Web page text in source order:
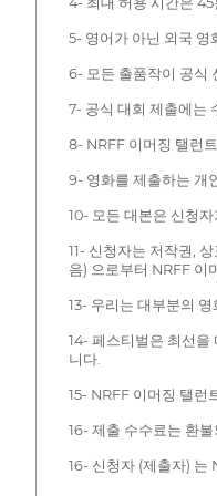
5- 영어가 아닌 외국 영
6- 모든 출품작이 공식
7- 공식 대회 제출에는
8- NRFF 이머징 탤런
9- 영화를 제출하는 개
10- 모든 대본은 신청
11- 신청자는 저작권,
음) 으로부터 NRFF 이
13- 우리는 대부분의
14- 페스티벌은 최선을
니다.
15- NRFF 이머징 탤런
16- 제출 수수료는 환
16- 신청자 (제출자) 는